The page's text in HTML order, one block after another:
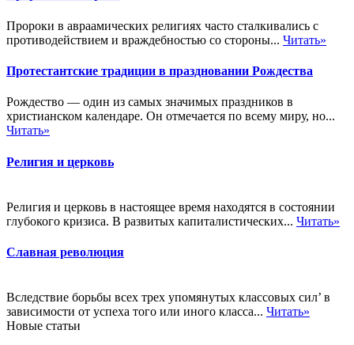
Пророки в авраамических религиях часто сталкивались с
противодействием и враждебностью со стороны... Читать»
Протестантские традиции в праздновании Рождества
Рождество — один из самых значимых праздников в
христианском календаре. Он отмечается по всему миру, но...
Читать»
Религия и церковь
Религия и церковь в настоящее время находятся в состоянии
глубокого кризиса. В развитых капиталистических... Читать»
Славная революция
Вследствие борьбы всех трех упомянутых классовых сил’ в
зависимости от успеха того или иного класса... Читать»
Новые статьи